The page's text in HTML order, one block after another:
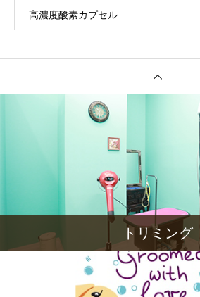
高濃度酸素カプセル
トリミング